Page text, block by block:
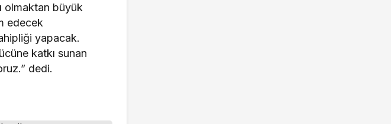
olmaktan büyük
edecek
yapacak.
katkı sunan
dedi.